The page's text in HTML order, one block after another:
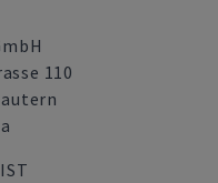
110